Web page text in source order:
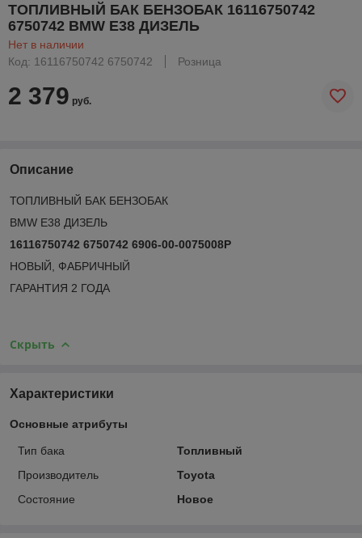
ТОПЛИВНЫЙ БАК БЕНЗОБАК 16116750742
6750742 BMW E38 ДИЗЕЛЬ
Нет в наличии
Код: 16116750742 6750742
Розница
2 379 руб.
Описание
ТОПЛИВНЫЙ БАК БЕНЗОБАК
BMW E38 ДИЗЕЛЬ
16116750742 6750742 6906-00-0075008P
НОВЫЙ, ФАБРИЧНЫЙ
ГАРАНТИЯ 2 ГОДА
Скрыть
Характеристики
Основные атрибуты
Тип бака
Топливный
Производитель
Toyota
Состояние
Новое